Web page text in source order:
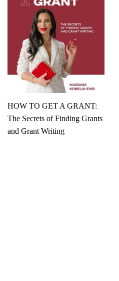
HOW TO GET A GRANT:
The Secrets of Finding Grants
and Grant Writing